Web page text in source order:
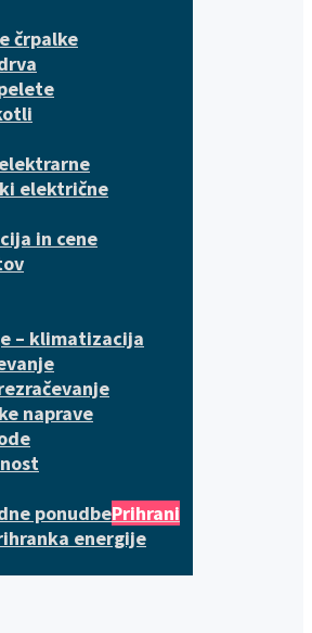
črpalke
električne
in cene
– klimatizacija
naprave
ponudbePrihrani
energije